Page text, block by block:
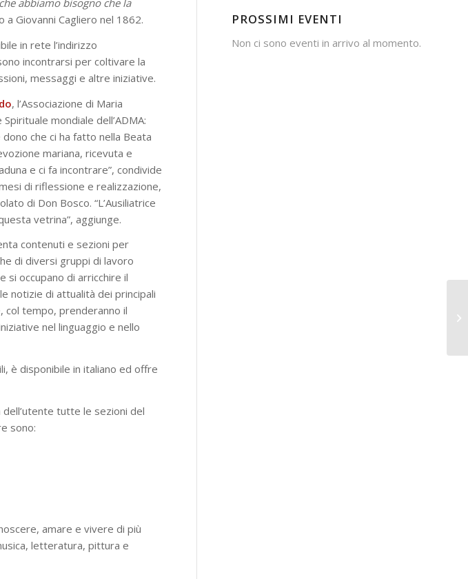
abbiamo bisogno che la
a Giovanni Cagliero nel 1862.
in rete l’indirizzo
incontrarsi per coltivare la
messaggi e altre iniziative.
, l’Associazione di Maria
mondiale dell’ADMA:
che ci ha fatto nella Beata
mariana, ricevuta e
e ci fa incontrare”, condivide
di riflessione e realizzazione,
di Don Bosco. “L’Ausiliatrice
vetrina”, aggiunge.
contenuti e sezioni per
di diversi gruppi di lavoro
occupano di arricchire il
notizie di attualità dei principali
col tempo, prenderanno il
nel linguaggio e nello
è disponibile in italiano ed offre
tutte le sezioni del
sono:
amare e vivere di più
letteratura, pittura e
PROSSIMI EVENTI
Non ci sono eventi in arrivo al momento.